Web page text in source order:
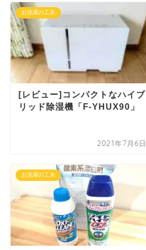
お洗濯の工夫
[レビュー]コンパクトなハイブ
リッド除湿機「F-YHUX90」
2021年7月6日
お洗濯の工夫